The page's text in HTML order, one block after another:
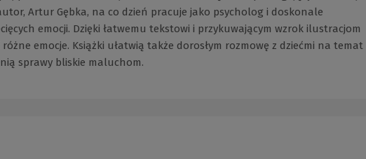
Artur Gębka, na co dzień pracuje jako psycholog i doskonale
emocji. Dzięki łatwemu tekstowi i przykuwającym wzrok ilustracjom
emocje. Książki ułatwią także dorosłym rozmowę z dziećmi na temat
sprawy bliskie maluchom.